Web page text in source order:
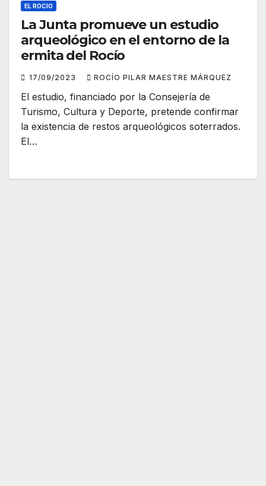
EL ROCIO
La Junta promueve un estudio
arqueológico en el entorno de la
ermita del Rocío
17/09/2023 ROCÍO PILAR MAESTRE MÁRQUEZ
El estudio, financiado por la Consejería de
Turismo, Cultura y Deporte, pretende confirmar
la existencia de restos arqueológicos soterrados.
El…